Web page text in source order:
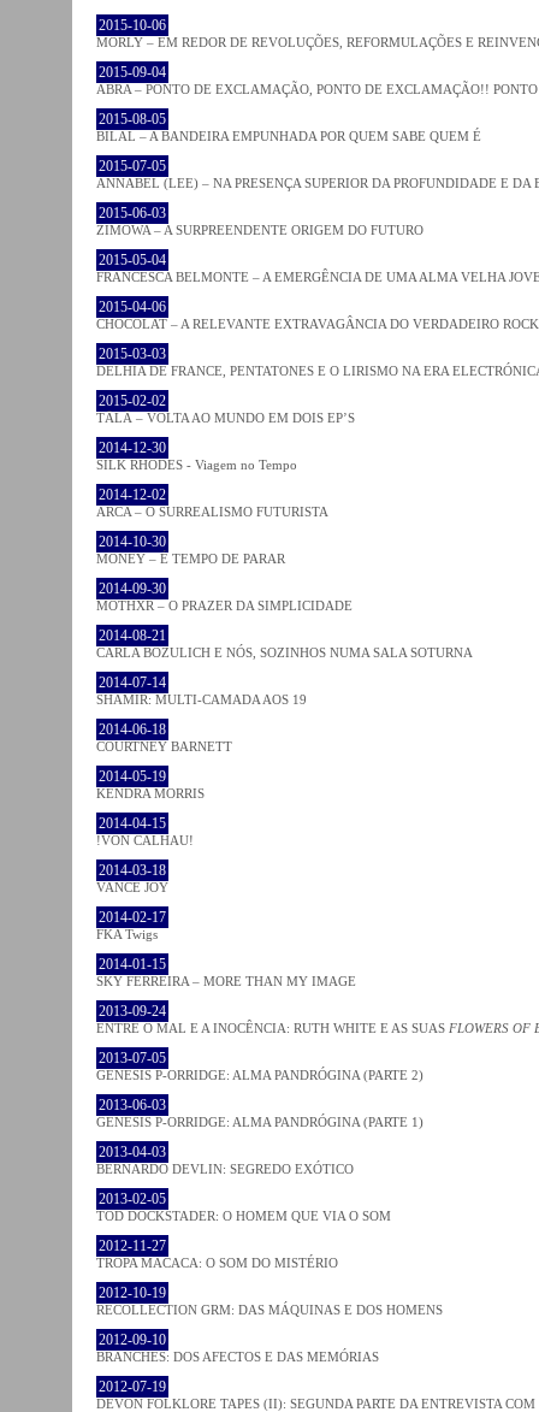
2015-10-06
MORLY – EM REDOR DE REVOLUÇÕES, REFORMULAÇÕES E
2015-09-04
ABRA – PONTO DE EXCLAMAÇÃO, PONTO DE EXCLAMAÇÃO!!
2015-08-05
BILAL – A BANDEIRA EMPUNHADA POR QUEM SABE QUEM É
2015-07-05
ANNABEL (LEE) – NA PRESENÇA SUPERIOR DA PROFUNDIDADE E DA
2015-06-03
ZIMOWA – A SURPREENDENTE ORIGEM DO FUTURO
2015-05-04
FRANCESCA BELMONTE – A EMERGÊNCIA DE UMA ALMA VELHA
2015-04-06
CHOCOLAT – A RELEVANTE EXTRAVAGÂNCIA DO VERDADEIRO ROCK
2015-03-03
DELHIA DE FRANCE, PENTATONES E O LIRISMO NA ERA
2015-02-02
TĀLĀ – VOLTA AO MUNDO EM DOIS EP’S
2014-12-30
SILK RHODES - Viagem no Tempo
2014-12-02
ARCA – O SURREALISMO FUTURISTA
2014-10-30
MONEY – É TEMPO DE PARAR
2014-09-30
MOTHXR – O PRAZER DA SIMPLICIDADE
2014-08-21
CARLA BOZULICH E NÓS, SOZINHOS NUMA SALA SOTURNA
2014-07-14
SHAMIR: MULTI-CAMADA AOS 19
2014-06-18
COURTNEY BARNETT
2014-05-19
KENDRA MORRIS
2014-04-15
!VON CALHAU!
2014-03-18
VANCE JOY
2014-02-17
FKA Twigs
2014-01-15
SKY FERREIRA – MORE THAN MY IMAGE
2013-09-24
ENTRE O MAL E A INOCÊNCIA: RUTH WHITE E AS SUAS FLOWERS OF
2013-07-05
GENESIS P-ORRIDGE: ALMA PANDRÓGINA (PARTE 2)
2013-06-03
GENESIS P-ORRIDGE: ALMA PANDRÓGINA (PARTE 1)
2013-04-03
BERNARDO DEVLIN: SEGREDO EXÓTICO
2013-02-05
TOD DOCKSTADER: O HOMEM QUE VIA O SOM
2012-11-27
TROPA MACACA: O SOM DO MISTÉRIO
2012-10-19
RECOLLECTION GRM: DAS MÁQUINAS E DOS HOMENS
2012-09-10
BRANCHES: DOS AFECTOS E DAS MEMÓRIAS
2012-07-19
DEVON FOLKLORE TAPES (II): SEGUNDA PARTE DA ENTREVISTA